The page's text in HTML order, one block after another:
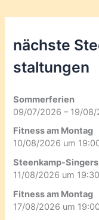
nächste
staltungen
Sommerferien
09/07/2026 – 19/08/
Fitness am Montag
10/08/2026 um
Steenkamp-Singers
11/08/2026 um
Fitness am Montag
17/08/2026 um